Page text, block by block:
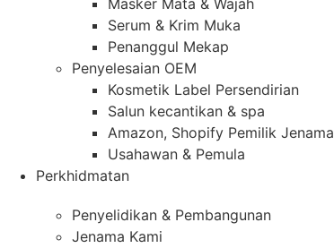
Masker Mata & Wajah
Serum & Krim Muka
Penanggul Mekap
Penyelesaian OEM
Kosmetik Label Persendirian
Salun kecantikan & spa
Amazon, Shopify Pemilik Jenama
Usahawan & Pemula
Perkhidmatan
Penyelidikan & Pembangunan
Jenama Kami